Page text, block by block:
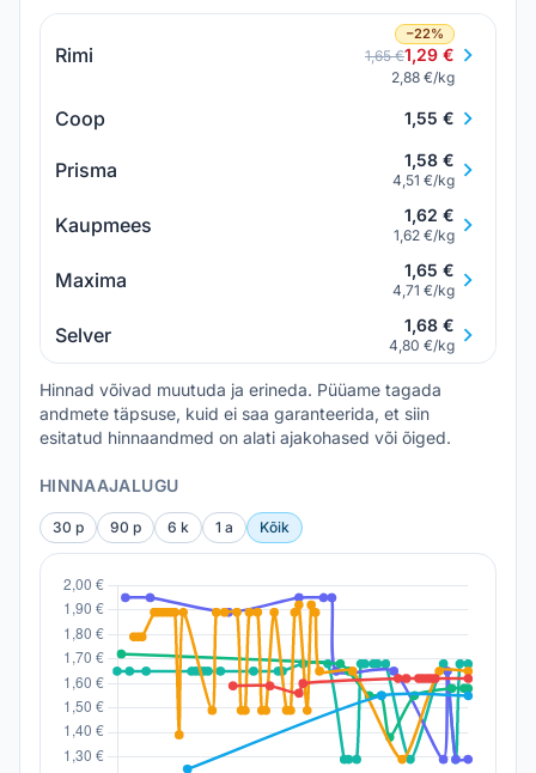
Rimi
−22%
1,65 €1,29 €
2,88 €/kg
Coop 1,55 €
Prisma 1,58 €
4,51 €/kg
Kaupmees 1,62 €
1,62 €/kg
Maxima 1,65 €
4,71 €/kg
Selver 1,68 €
4,80 €/kg
Hinnad võivad muutuda ja erineda. Püüame tagada
andmete täpsuse, kuid ei saa garanteerida, et siin
esitatud hinnaandmed on alati ajakohased või õiged.
HINNAAJALUGU
30 p 90 p 6 k 1 a Kõik